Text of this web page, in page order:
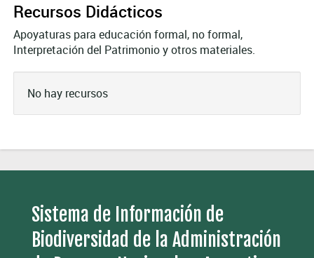
Recursos Didácticos
Apoyaturas para educación formal, no formal,
Interpretación del Patrimonio y otros materiales.
No hay recursos
Sistema de Información de
Biodiversidad de la Administración